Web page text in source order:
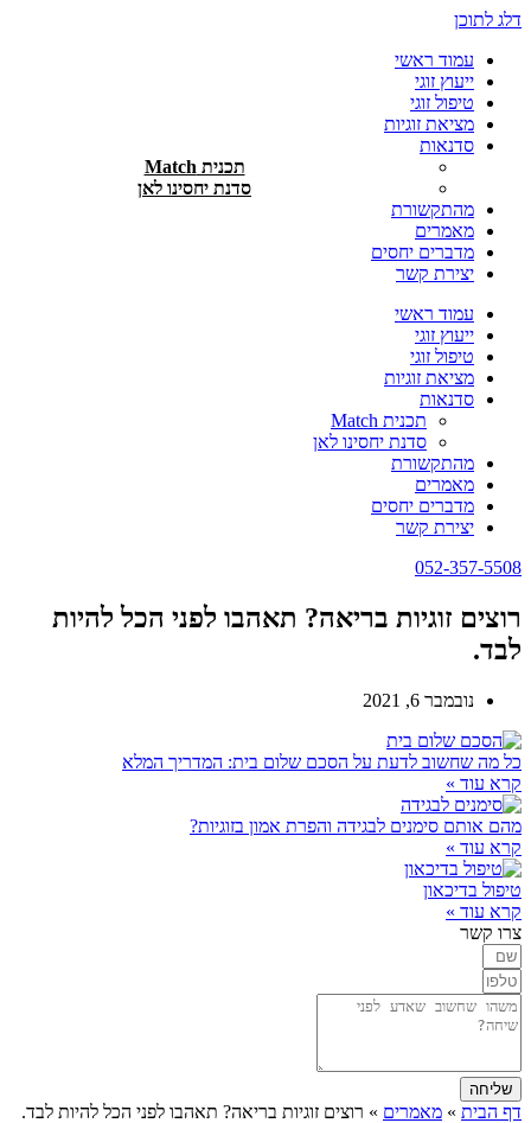
דלג לתוכן
עמוד ראשי
ייעוץ זוגי
טיפול זוגי
מציאת זוגיות
סדנאות
תכנית Match
סדנת יחסינו לאן
מהתקשורת
מאמרים
מדברים יחסים
יצירת קשר
עמוד ראשי
ייעוץ זוגי
טיפול זוגי
מציאת זוגיות
סדנאות
תכנית Match
סדנת יחסינו לאן
מהתקשורת
מאמרים
מדברים יחסים
יצירת קשר
052-357-5508
רוצים זוגיות בריאה? תאהבו לפני הכל להיות
לבד.
נובמבר 6, 2021
כל מה שחשוב לדעת על הסכם שלום בית: המדריך המלא
קרא עוד »
מהם אותם סימנים לבגידה והפרת אמון בזוגיות?
קרא עוד »
טיפול בדיכאון
קרא עוד »
צרו קשר
שליחה
דף הבית » מאמרים » רוצים זוגיות בריאה? תאהבו לפני הכל להיות לבד.